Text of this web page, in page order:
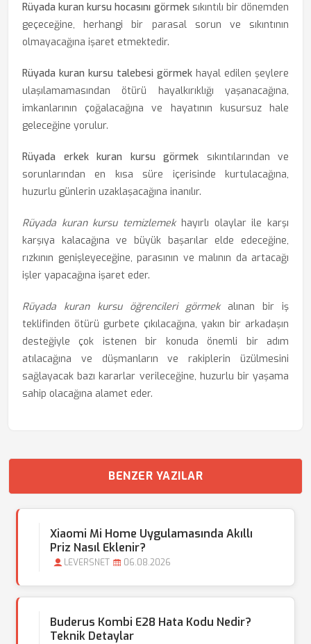
Rüyada kuran kursu hocasını görmeksıkıntılı bir dönemden
geçeceğine, herhangi bir parasal sorun ve sıkıntının
olmayacağına işaret etmektedir.
Rüyada kuran kursu talebesi görmek hayal edilen şeylere
ulaşılamamasından ötürü hayalkırıklığı yaşanacağına,
imkanlarının çoğalacağına ve hayatının kusursuz hale
geleceğine yorulur.
Rüyada erkek kuran kursu görmek sıkıntılarından ve
sorunlarından en kısa süre içerisinde kurtulacağına,
huzurlu günlerin uzaklaşacağına inanılır.
Rüyada kuran kursu temizlemekhayırlı olaylar ile karşı
karşıya kalacağına ve büyük başarılar elde edeceğine,
rızkının genişleyeceğine, parasının ve malının da artacağı
işler yapacağına işaret eder.
Rüyada kuran kursu öğrencileri görmekalınan bir iş
teklifinden ötürü gurbete çıkılacağına, yakın bir arkadaşın
desteğiyle çok istenen bir konuda önemli bir adım
atılacağına ve düşmanların ve rakiplerin üzülmesini
sağlayacak bazı kararlar verileceğine, huzurlu bir yaşama
sahip olacağına alamet eder.
BENZER YAZILAR
Xiaomi Mi Home Uygulamasında Akıllı
Priz Nasıl Eklenir?
LEVERSNET 06.08.2026
Buderus Kombi E28 Hata Kodu Nedir?
Teknik Detaylar